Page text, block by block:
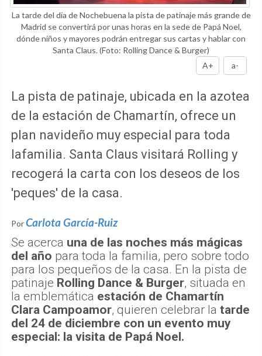
La tarde del día de Nochebuena la pista de patinaje más grande de
Madrid se convertirá por unas horas en la sede de Papá Noel,
dónde niños y mayores podrán entregar sus cartas y hablar con
Santa Claus.(Foto: Rolling Dance & Burger)
A+
a-
La pista de patinaje, ubicada en la azotea
de la estación de Chamartín, ofrece un
plan navideño muy especial para toda
lafamilia. Santa Claus visitará Rolling y
recogerá la carta con los deseos de los
'peques' de la casa.
PorCarlota García-Ruiz
Se acerca una de las noches más mágicas
del año para toda la familia, pero sobre todo
para los pequeños de la casa. En la pista de
patinaje Rolling Dance & Burger, situada en
la emblemática estación de Chamartín
Clara Campoamor, quieren celebrar la tarde
del 24 de diciembre con un evento muy
especial: la visita de Papá Noel.